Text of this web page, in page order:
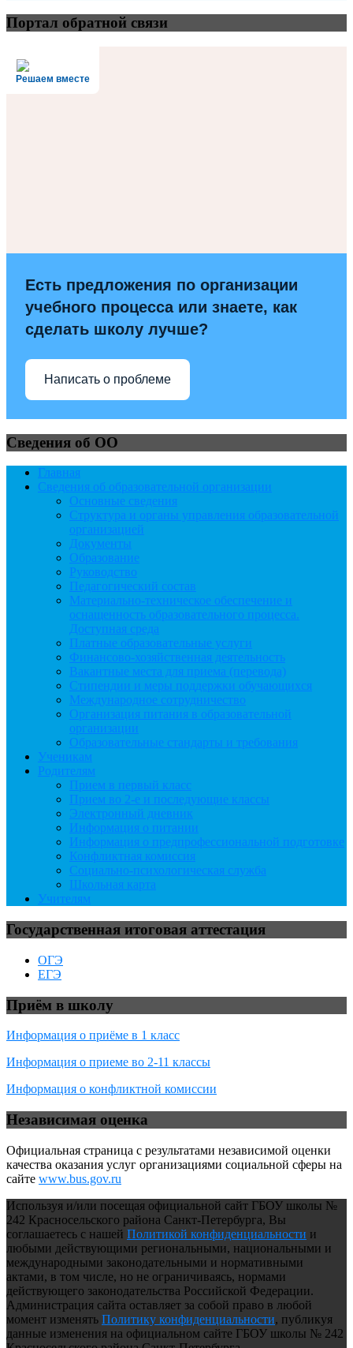
Портал обратной связи
Решаем вместе
Есть предложения по организации
учебного процесса или знаете, как
сделать школу лучше?
Написать о проблеме
Сведения об ОО
Главная
Сведения об образовательной организации
Основные сведения
Структура и органы управления образовательной
организацией
Документы
Образование
Руководство
Педагогический состав
Материально-техническое обеспечение и
оснащенность образовательного процесса.
Доступная среда
Платные образовательные услуги
Финансово-хозяйственная деятельность
Вакантные места для приема (перевода)
Стипендии и меры поддержки обучающихся
Международное сотрудничество
Организация питания в образовательной
организации
Образовательные стандарты и требования
Ученикам
Родителям
Прием в первый класс
Прием во 2-е и последующие классы
Электронный дневник
Информация о питании
Информация о предпрофессиональной подготовке
Конфликтная комиссия
Социально-психологическая служба
Школьная карта
Учителям
Государственная итоговая аттестация
ОГЭ
ЕГЭ
Приём в школу
Информация о приёме в 1 класс
Информация о приеме во 2-11 классы
Информация о конфликтной комиссии
Независимая оценка
Официальная страница с результатами независимой оценки
качества оказания услуг организациями социальной сферы на
сайте www.bus.gov.ru
Используя и/или посещая официальной сайт ГБОУ школы №
242 Красносельского района Санкт-Петербурга, Вы
соглашаетесь с нашей Политикой конфиденциальности и
любыми действующими региональными, национальными и
международными законодательными и нормативными
актами, в том числе, но не ограничиваясь, нормами
действующего законодательства Российской Федерации.
Администрация сайта оставляет за собой право в любой
момент изменять Политику конфиденциальности, публикуя
данные изменения на официальном сайте ГБОУ школы № 242